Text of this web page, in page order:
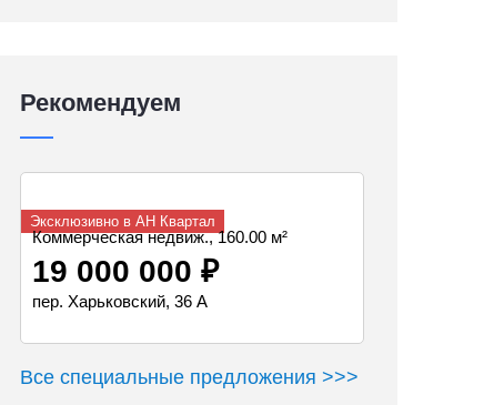
Рекомендуем
Эксклюзивно в АН Квартал
Коммерческая недвиж., 160.00 м²
19 000 000 ₽
пер. Харьковский, 36 А
Все специальные предложения >>>